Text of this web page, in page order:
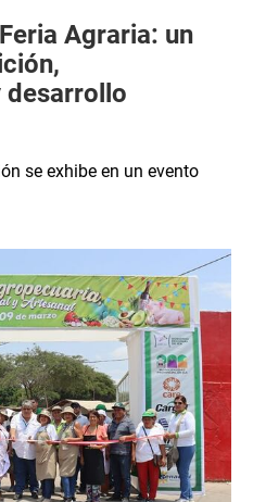
Agraria: un
desarrollo
se exhibe en un evento